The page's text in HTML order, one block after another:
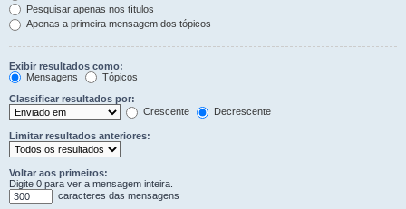
Pesquisar apenas nos títulos
Apenas a primeira mensagem dos tópicos
Exibir resultados como:
Mensagens
Tópicos
Classificar resultados por:
Crescente
Decrescente
Limitar resultados anteriores:
Voltar aos primeiros:
Digite 0 para ver a mensagem inteira.
caracteres das mensagens